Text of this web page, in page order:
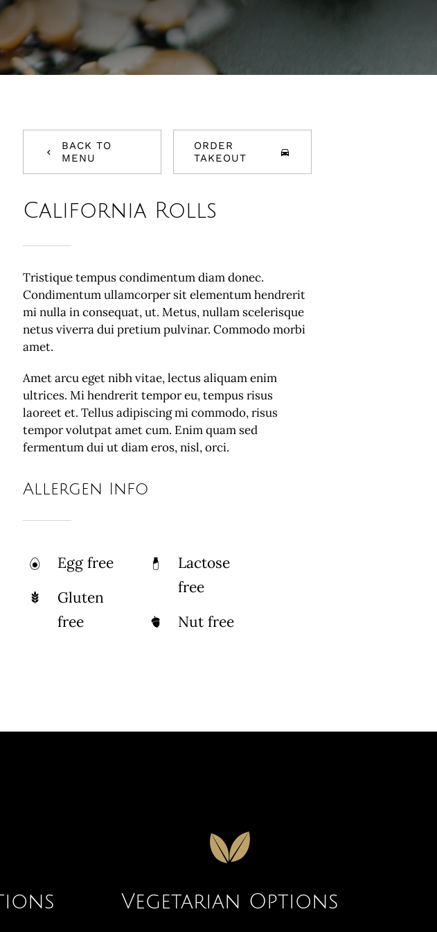
BACK TO
MENU
ORDER
TAKEOUT
California Rolls
Tristique tempus condimentum diam donec.
Condimentum ullamcorper sit elementum hendrerit
mi nulla in consequat, ut. Metus, nullam scelerisque
netus viverra dui pretium pulvinar. Commodo morbi
amet.
Amet arcu eget nibh vitae, lectus aliquam enim
ultrices. Mi hendrerit tempor eu, tempus risus
laoreet et. Tellus adipiscing mi commodo, risus
tempor volutpat amet cum. Enim quam sed
fermentum dui ut diam eros, nisl, orci.
Allergen Info
Egg free
Gluten
free
Lactose
free
Nut free
Vegetarian Options